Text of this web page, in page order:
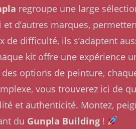
regroupe une large
d’autres marques,
de difficulté, ils s’adaptent
kit offre une expérience
options de peinture,
vous trouverez ici de
et authenticité. Montez,
du Gunpla Building !